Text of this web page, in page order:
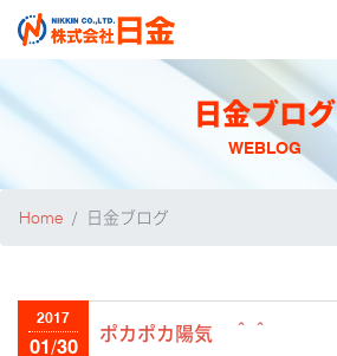
日金ブログ
WEBLOG
Home 日金ブログ
2017
01/30
ポカポカ陽気 ＾＾